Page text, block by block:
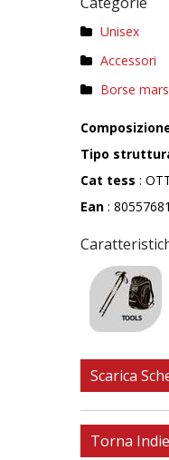
Unisex
Accessori
Borse
Tipo
Cat tess :
Ean :
Scarica
Torna